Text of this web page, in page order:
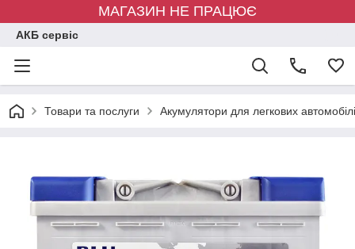
МАГАЗИН НЕ ПРАЦЮЄ
АКБ сервіс
Товари та послуги Акумулятори для легкових